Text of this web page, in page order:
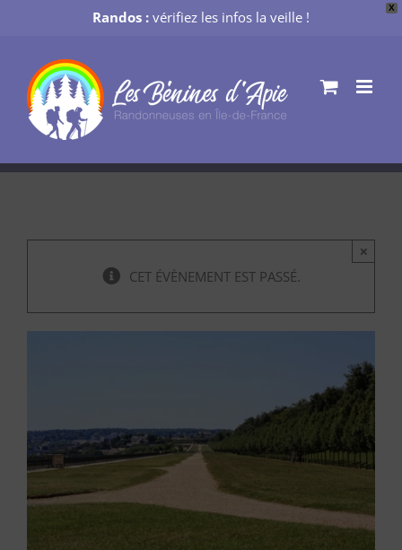
X
Randos : vérifiez les infos la veille !
contenu
CET ÉVÈNEMENT EST PASSÉ.
×